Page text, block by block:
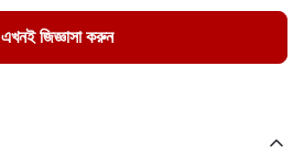
এখনই জিজ্ঞাসা করুন